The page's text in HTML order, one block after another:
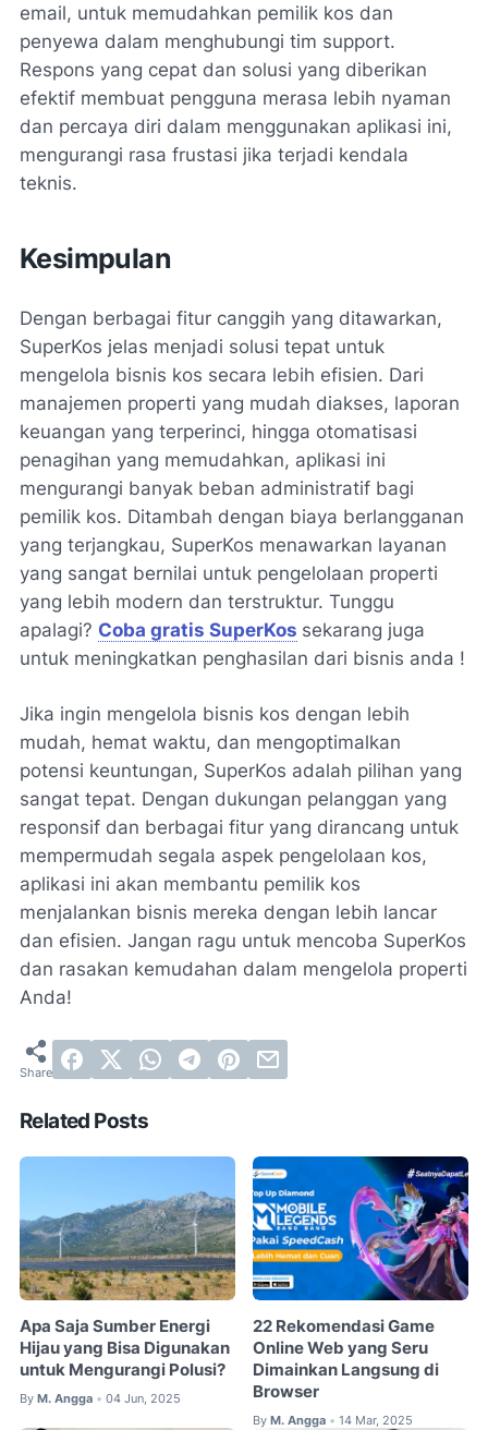
email, untuk memudahkan pemilik kos dan
penyewa dalam menghubungi tim support.
Respons yang cepat dan solusi yang diberikan
efektif membuat pengguna merasa lebih nyaman
dan percaya diri dalam menggunakan aplikasi ini,
mengurangi rasa frustasi jika terjadi kendala
teknis.
Kesimpulan
Dengan berbagai fitur canggih yang ditawarkan,
SuperKos jelas menjadi solusi tepat untuk
mengelola bisnis kos secara lebih efisien. Dari
manajemen properti yang mudah diakses, laporan
keuangan yang terperinci, hingga otomatisasi
penagihan yang memudahkan, aplikasi ini
mengurangi banyak beban administratif bagi
pemilik kos. Ditambah dengan biaya berlangganan
yang terjangkau, SuperKos menawarkan layanan
yang sangat bernilai untuk pengelolaan properti
yang lebih modern dan terstruktur. Tunggu
apalagi? Coba gratis SuperKos sekarang juga
untuk meningkatkan penghasilan dari bisnis anda !
Jika ingin mengelola bisnis kos dengan lebih
mudah, hemat waktu, dan mengoptimalkan
potensi keuntungan, SuperKos adalah pilihan yang
sangat tepat. Dengan dukungan pelanggan yang
responsif dan berbagai fitur yang dirancang untuk
mempermudah segala aspek pengelolaan kos,
aplikasi ini akan membantu pemilik kos
menjalankan bisnis mereka dengan lebih lancar
dan efisien. Jangan ragu untuk mencoba SuperKos
dan rasakan kemudahan dalam mengelola properti
Anda!
Related Posts
Apa Saja Sumber Energi
Hijau yang Bisa Digunakan
untuk Mengurangi Polusi?
By M. Angga • 04 Jun, 2025
22 Rekomendasi Game
Online Web yang Seru
Dimainkan Langsung di
Browser
By M. Angga • 14 Mar, 2025